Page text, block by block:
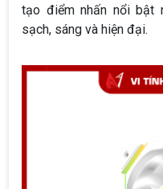
tạo điểm nhấn nổi bật
sạch, sáng và hiện đại.